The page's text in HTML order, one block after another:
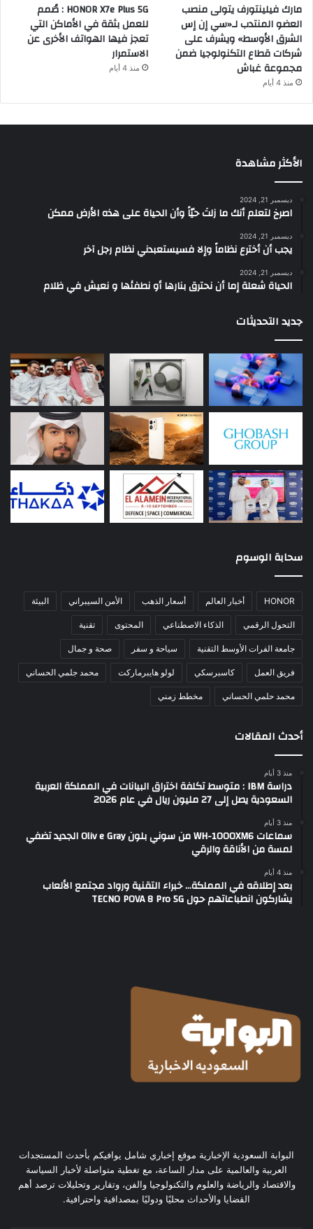
مارك فيلينتورف يتولى منصب
العضو المنتدب لـ«سي إن إس
الشرق الأوسط» ويشرف على
شركات قطاع التكنولوجيا ضمن
مجموعة غباش
منذ 4 أيام
HONOR X7e Plus 5G : صُمم
للعمل بثقة في الأماكن التي
تعجز فيها الهواتف الأخرى عن
الاستمرار
منذ 4 أيام
الأكثر مشاهدة
ديسمبر 21, 2024
‫اصرخ لتعلم أنك ما زلتَ حيّاً وأن الحياة على هذه الأرض ممكن
ديسمبر 21, 2024
يجب أن أخترع نظاماً وإلا فسيستعبدني نظام رجل آخر
ديسمبر 21, 2024
الحياة شعلة إما أن نحترق بنارها أو نطفئها و نعيش في ظلام
جديد التحديثات
سحابة الوسوم
HONOR أخبار العالم أسعار الذهب الأمن السيبراني البيئة
التحول الرقمي الذكاء الاصطناعي المحتوى تقنية
جامعة الفرات الأوسط التقنية سياحة و سفر صحة و جمال
فريق العمل كاسبرسكي لولو هايبرماركت محمد جلمي الحساني
محمد حلمي الحساني مخطط زمني
أحدث المقالات
منذ 3 أيام
دراسة IBM : متوسط تكلفة اختراق البيانات في المملكة العربية
السعودية يصل إلى 27 مليون ريال في عام 2026
منذ 3 أيام
سماعات WH-1000XM6 من سوني بلون Oliv e Gray الجديد تضفي
لمسة من الأناقة والرقي
منذ 4 أيام
بعد إطلاقه في المملكة… خبراء التقنية ورواد مجتمع الألعاب
يشاركون انطباعاتهم حول TECNO POVA 8 Pro 5G
البوابة السعودية الإخبارية موقع إخباري شامل يوافيكم بأحدث المستجدات
العربية والعالمية على مدار الساعة، مع تغطية متواصلة لأخبار السياسة
والاقتصاد والرياضة والعلوم والتكنولوجيا والفن، وتقارير وتحليلات ترصد أهم
القضايا والأحداث محليًا ودوليًا بمصداقية واحترافية.